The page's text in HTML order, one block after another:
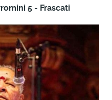
5 - Frascati